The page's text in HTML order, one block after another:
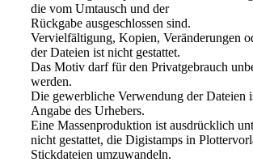
die vom Umtausch und der
Rückgabe ausgeschlossen sind.
Vervielfältigung, Kopien, Veränderungen
der Dateien ist nicht gestattet.
Das Motiv darf für den Privatgebrauch
werden.
Die gewerbliche Verwendung der Dateien
Angabe des Urhebers.
Eine Massenproduktion ist ausdrücklich
nicht gestattet, die Digistamps in
Stickdateien umzuwandeln.